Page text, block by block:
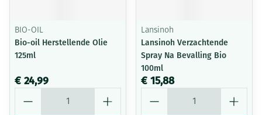
BIO-OIL
Bio-oil Herstellende Olie
125ml
€ 24,99
Lansinoh
Lansinoh Verzachtende
Spray Na Bevalling Bio
100ml
€ 15,88